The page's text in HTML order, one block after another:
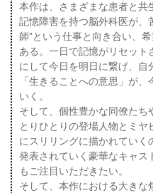
本作は、さまざまな患者と共
記憶障害を持つ脳外科医が、
師”という仕事と向き合い、
ある。一日で記憶がリセット
にして今日を明日に繋げ、
「生きることへの意思」が
いく。
そして、個性豊かな同僚たち
とりひとりの登場人物とミ
にスリリングに描かれていく
発表されていく豪華なキャス
もご注目いただきたい。
そして、本作における大き